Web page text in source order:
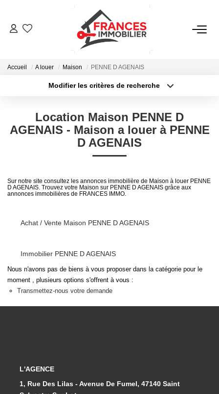
ESTIMATION
CONTACT
Accueil A louer Maison PENNE D AGENAIS
Modifier les critères de recherche
Sélectionnez...
Type de bien
Surface min
Location Maison PENNE D
AGENAIS - Maison a louer à PENNE
D AGENAIS
Sur notre site consultez les annonces immobilière de Maison à louer PENNE
D AGENAIS. Trouvez votre Maison sur PENNE D AGENAIS grâce aux
annonces immobilières de FRANCES IMMO.
Achat / Vente Maison PENNE D AGENAIS
Immobilier PENNE D AGENAIS
Nous n'avons pas de biens à vous proposer dans la catégorie pour le
moment , plusieurs options s'offrent à vous :
Transmettez-nous votre demande
L'AGENCE
1, Rue Des Lilas - Avenue De Fumel, 47140 Saint